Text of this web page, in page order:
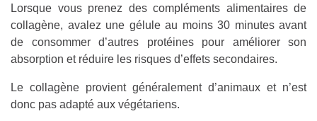
Lorsque vous prenez des compléments alimentaires de
collagène, avalez une gélule au moins 30 minutes avant
de consommer d’autres protéines pour améliorer son
absorption et réduire les risques d’effets secondaires.
Le collagène provient généralement d’animaux et n’est
donc pas adapté aux végétariens.